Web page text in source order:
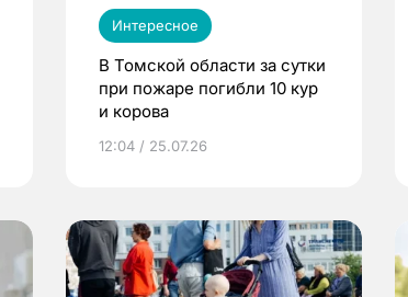
Интересное
В Томской области за сутки
при пожаре погибли 10 кур
и корова
12:04 / 25.07.26